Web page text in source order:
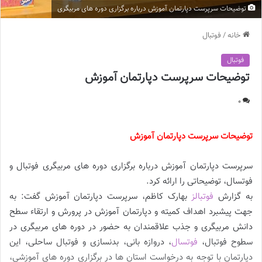
توضیحات سرپرست دپارتمان آموزش درباره برگزاری دوره های مربیگری
خانه/ فوتبال
فوتبال
توضیحات سرپرست دپارتمان آموزش
0
توضیحات سرپرست دپارتمان آموزش
سرپرست دپارتمان آموزش درباره برگزاری دوره های مربیگری فوتبال و
فوتسال، توضیحاتی را ارائه کرد.
به گزارش فوتبالزبهارک کاظم، سرپرست دپارتمان آموزش گفت: به
جهت پیشبرد اهداف کمیته و دپارتمان آموزش در پرورش و ارتقاء سطح
دانش مربیگری و جذب علاقمندان به حضور در دوره های مربیگری در
سطوح فوتبال، فوتسال، دروازه بانی، بدنسازی و فوتبال ساحلی، این
دپارتمان با توجه به درخواست استان ها در برگزاری دوره های آموزشی،